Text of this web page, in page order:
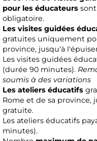
pour les éducateurs
obligatoire.
Les visites guidées
gratuites uniquement
province, jusqu'à
Les visites guidées
(durée 90 minutes).
soumis à des variations
Les ateliers éducatifs
Rome et de sa province,
gratuite.
Les ateliers éducatifs
minutes).